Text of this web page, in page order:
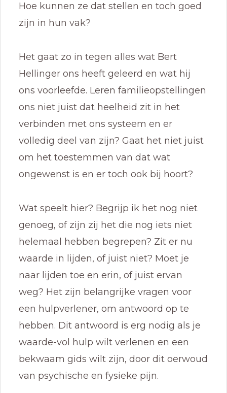
Hoe kunnen ze dat stellen en toch goed
zijn in hun vak?
Het gaat zo in tegen alles wat Bert
Hellinger ons heeft geleerd en wat hij
ons voorleefde. Leren familieopstellingen
ons niet juist dat heelheid zit in het
verbinden met ons systeem en er
volledig deel van zijn? Gaat het niet juist
om het toestemmen van dat wat
ongewenst is en er toch ook bij hoort?
Wat speelt hier? Begrijp ik het nog niet
genoeg, of zijn zij het die nog iets niet
helemaal hebben begrepen? Zit er nu
waarde in lijden, of juist niet? Moet je
naar lijden toe en erin, of juist ervan
weg? Het zijn belangrijke vragen voor
een hulpverlener, om antwoord op te
hebben. Dit antwoord is erg nodig als je
waarde-vol hulp wilt verlenen en een
bekwaam gids wilt zijn, door dit oerwoud
van psychische en fysieke pijn.